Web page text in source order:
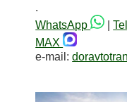
.
WhatsApp
|
MAX
e-mail: